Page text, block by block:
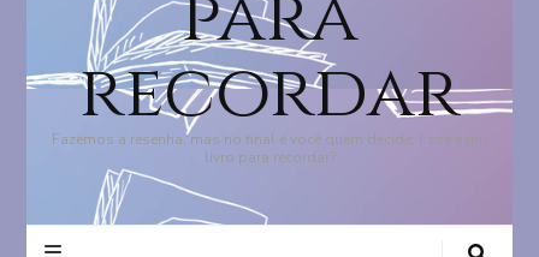
recordar
Fazemos a resenha, mas no final é você quem decide: Esse é um
livro para recordar?